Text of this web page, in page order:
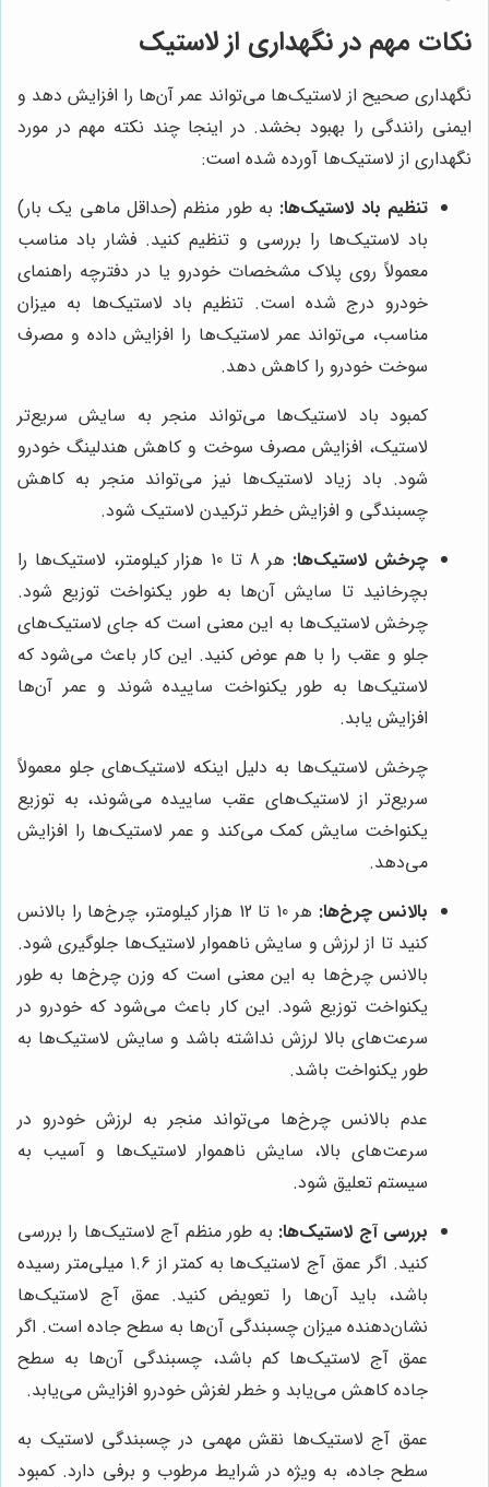
نکات مهم در نگهداری از لاستیک
نگهداری صحیح از لاستیک‌ها می‌تواند عمر آن‌ها را افزایش دهد و
ایمنی رانندگی را بهبود بخشد. در اینجا چند نکته مهم در مورد
نگهداری از لاستیک‌ها آورده شده است:
تنظیم باد لاستیک‌ها: به طور منظم (حداقل ماهی یک بار)
باد لاستیک‌ها را بررسی و تنظیم کنید. فشار باد مناسب
معمولاً روی پلاک مشخصات خودرو یا در دفترچه راهنمای
خودرو درج شده است. تنظیم باد لاستیک‌ها به میزان
مناسب، می‌تواند عمر لاستیک‌ها را افزایش داده و مصرف
سوخت خودرو را کاهش دهد.
کمبود باد لاستیک‌ها می‌تواند منجر به سایش سریع‌تر
لاستیک، افزایش مصرف سوخت و کاهش هندلینگ خودرو
شود. باد زیاد لاستیک‌ها نیز می‌تواند منجر به کاهش
چسبندگی و افزایش خطر ترکیدن لاستیک شود.
چرخش لاستیک‌ها:
هر 8 تا 10 هزار کیلومتر، لاستیک‌ها را
بچرخانید تا سایش آن‌ها به طور یکنواخت توزیع شود.
چرخش لاستیک‌ها به این معنی است که جای لاستیک‌های
جلو و عقب را با هم عوض کنید. این کار باعث می‌شود که
لاستیک‌ها به طور یکنواخت ساییده شوند و عمر آن‌ها
افزایش یابد.
چرخش لاستیک‌ها به دلیل اینکه لاستیک‌های جلو معمولاً
سریع‌تر از لاستیک‌های عقب ساییده می‌شوند، به توزیع
یکنواخت سایش کمک می‌کند و عمر لاستیک‌ها را افزایش
می‌دهد.
بالانس چرخ‌ها:
هر 10 تا 12 هزار کیلومتر، چرخ‌ها را بالانس
کنید تا از لرزش و سایش ناهموار لاستیک‌ها جلوگیری شود.
بالانس چرخ‌ها به این معنی است که وزن چرخ‌ها به طور
یکنواخت توزیع شود. این کار باعث می‌شود که خودرو در
سرعت‌های بالا لرزش نداشته باشد و سایش لاستیک‌ها به
طور یکنواخت باشد.
عدم بالانس چرخ‌ها می‌تواند منجر به لرزش خودرو در
سرعت‌های بالا، سایش ناهموار لاستیک‌ها و آسیب به
سیستم تعلیق شود.
بررسی آج لاستیک‌ها: به طور منظم آج لاستیک‌ها را بررسی
کنید. اگر عمق آج لاستیک‌ها به کمتر از 1.6 میلی‌متر رسیده
باشد، باید آن‌ها را تعویض کنید. عمق آج لاستیک‌ها
نشان‌دهنده میزان چسبندگی آن‌ها به سطح جاده است. اگر
عمق آج لاستیک‌ها کم باشد، چسبندگی آن‌ها به سطح
جاده کاهش می‌یابد و خطر لغزش خودرو افزایش می‌یابد.
عمق آج لاستیک‌ها نقش مهمی در چسبندگی لاستیک به
سطح جاده، به ویژه در شرایط مرطوب و برفی دارد. کمبود